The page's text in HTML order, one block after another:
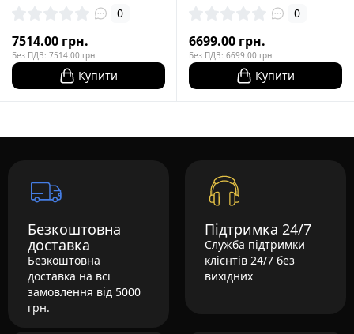
0
7514.00 грн.
Без ПДВ: 7514.00 грн.
Купити
0
6699.00 грн.
Без ПДВ: 6699.00 грн.
Купити
Безкоштовна
доставка
Безкоштовна
доставка на всі
замовлення від 5000
грн.
Підтримка 24/7
Служба підтримки
клієнтів 24/7 без
вихідних